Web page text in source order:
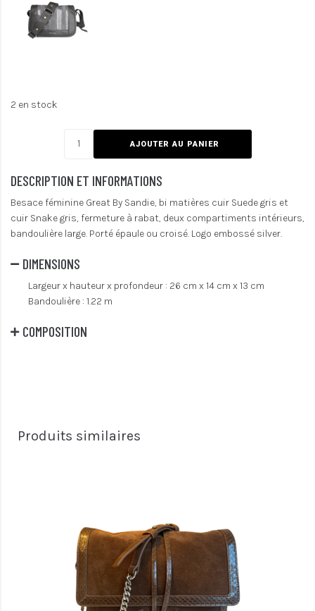
2 en stock
AJOUTER AU PANIER
DESCRIPTION ET INFORMATIONS
Besace féminine Great By Sandie, bi matières cuir Suede gris et
cuir Snake gris, fermeture à rabat, deux compartiments intérieurs,
bandoulière large. Porté épaule ou croisé. Logo embossé silver.
DIMENSIONS
Largeur x hauteur x profondeur : 26 cm x 14 cm x 13 cm
Bandoulière : 1.22 m
COMPOSITION
Produits similaires